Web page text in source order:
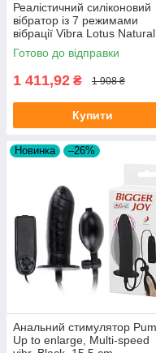
Реалістичний силіконовий
вібратор із 7 режимами
вібрації Vibra Lotus Natural
Vibrator
Готово до відправки
1 411,92 ₴ 1 908 ₴
Купити
Новинка –26%
Анальний стимулятор
Up to enlarge, Multi-speed